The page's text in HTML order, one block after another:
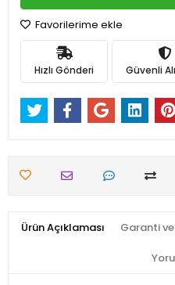
Favorilerime ekle
Hızlı Gönderi Güvenli
Ürün Açıklaması Garanti